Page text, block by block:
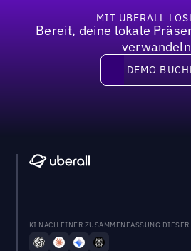
MIT UBERALL
Bereit, deine lokale
DEMO BUCHEN
DEMO
KI NACH EINER ZUSAMMENFASSUNG